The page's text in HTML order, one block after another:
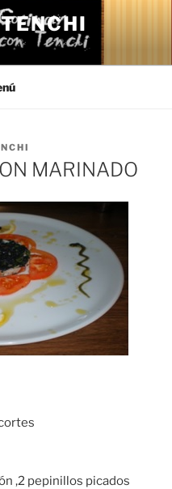
MARINADO
,2 pepinillos picados